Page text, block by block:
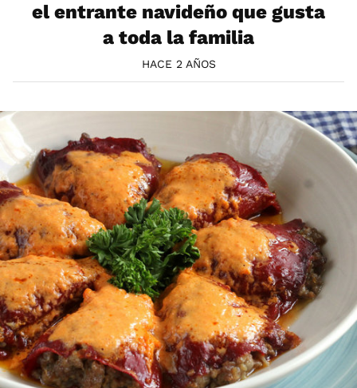
el entrante navideño que gusta
a toda la familia
HACE 2 AÑOS